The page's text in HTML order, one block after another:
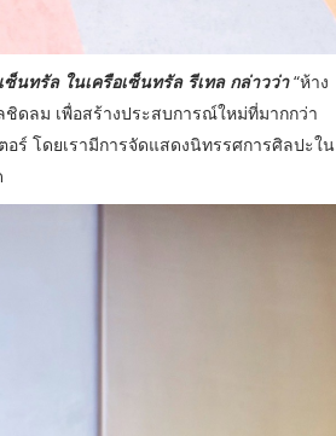
ทรัล ในเครือเซ็นทรัล รีเทล กล่าวว่า“ห้าง
ดลม เพื่อสร้างประสบการณ์ใหม่ที่มากกว่า
ร์ โดยเรามีการจัดแสดงนิทรรศการศิลปะใน